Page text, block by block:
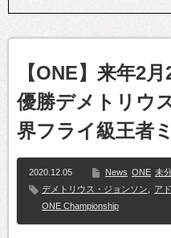
【ONE】来年2
優勝デメトリウ
界フライ級王者
2020.12.05 News ONE 未
デメトリウス・ジョンソン
ア
ONE Championship